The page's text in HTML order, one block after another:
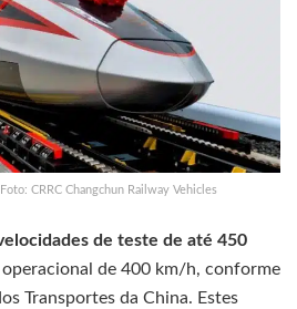
CRRC Changchun Railway Vehicles
de teste de até 450
de 400 km/h, conforme
Transportes da China. Estes